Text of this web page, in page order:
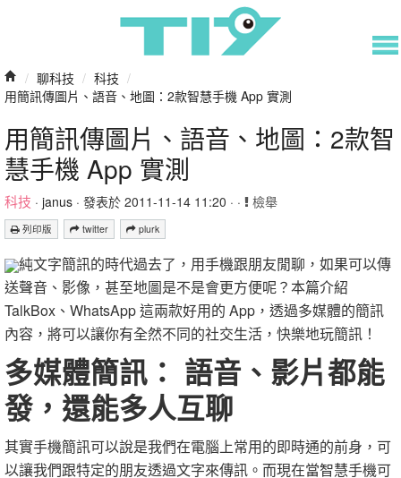
/ 聊科技 / 科技 /
用簡訊傳圖片、語音、地圖：2款智慧手機 App 實測
用簡訊傳圖片、語音、地圖：2款智
慧手機 App 實測
科技 · janus · 發表於 2011-11-14 11:20 · · 檢舉
列印版 twitter plurk
純文字簡訊的時代過去了，用手機跟朋友閒聊，如果可以傳
送聲音、影像，甚至地圖是不是會更方便呢？本篇介紹
TalkBox、WhatsApp 這兩款好用的 App，透過多媒體的簡訊
內容，將可以讓你有全然不同的社交生活，快樂地玩簡訊！
多媒體簡訊： 語音、影片都能
發，還能多人互聊
其實手機簡訊可以說是我們在電腦上常用的即時通的前身，可
以讓我們跟特定的朋友透過文字來傳訊。而現在當智慧手機可